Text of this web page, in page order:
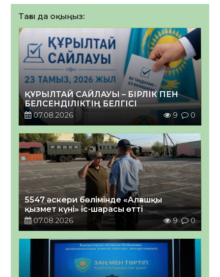
Тағы да оқыңыз:
ҚҰРЫЛТАЙ САЙЛАУЫ – БІРЛІК ПЕН
БЕЛСЕНДІЛІКТІҢ БЕЛГІСІ
07.08.2026
9 0
5547 әскери бөлімінде «Алғашқы
қызмет күні» іс-шарасы өтті
07.08.2026
9 0